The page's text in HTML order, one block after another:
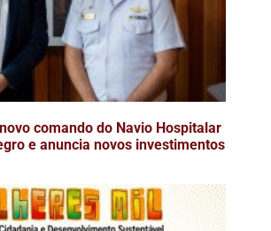
comando do Navio Hospitalar
e anuncia novos investimentos